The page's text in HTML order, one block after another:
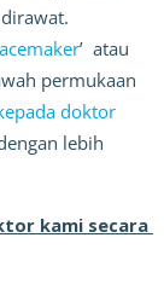
’  atau
permukaan
doktor
lebih
kami secara